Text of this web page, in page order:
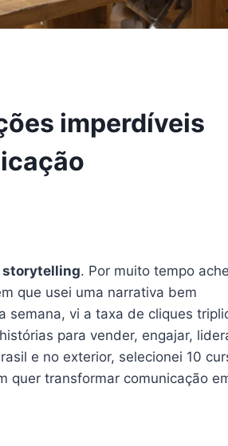
imperdíveis
storytelling. Por muito tempo
que usei uma narrativa bem
semana, vi a taxa de cliques
para vender, engajar,
e no exterior, selecionei 10
quer transformar comunicação